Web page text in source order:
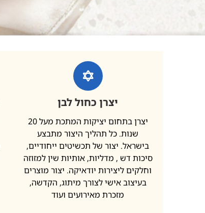
יצרן כחול לבן
יצרן בתחום יציקות המתכת מעל 20
שנות. כל תהליך היצור מתבצע
בישראל. יצור של תכשיטים ייחודיים,
סיכות דש , מדליות, אותיות שין למזוזה
וחלקים ליצירות יודאיקה. יצור מוצרים
בעיצוב אישי לצורך מיתוג, הקדשה,
מזכרת מאירועים ועוד